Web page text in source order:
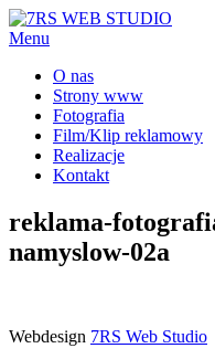
Menu
O nas
Strony www
Fotografia
Film/Klip reklamowy
Realizacje
Kontakt
reklama-
namyslow-02a
Webdesign 7RS Web Studio